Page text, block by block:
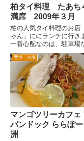
柏タイ料理 たあ
満席 2009年３月
柏の人気タイ料理のお店
ゃん」ににランチに行き
一番心配なのは、駐車場
が、幸い３台のうち、１
まってなかったので、大
た。 お店に入ると、入
のソファ席を案内してい
した。いつも親切、感じ
女...
豊洲・台場
マンゴツリーカフェ
バンドック ららぽ
洲